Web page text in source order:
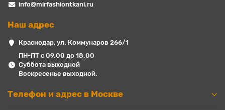
info@mirfashiontkani.ru
Наш адрес
Краснодар, ул. Коммунаров 266/1
ПН-ПТ с 09.00 до 18.00
Суббота выходной
Воскресенье выходной.
Телефон и адрес в Москве